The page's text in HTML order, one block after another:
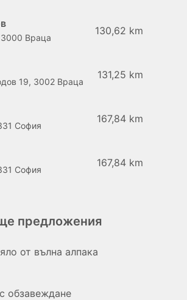
Враца
130,62 km
19, 3002 Враца
131,25 km
София
167,84 km
София
167,84 km
предложения
от вълна алпака
обзавеждане